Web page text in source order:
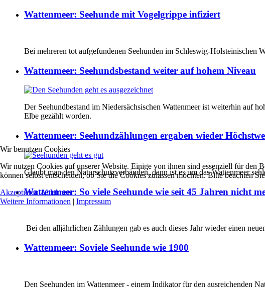
Wattenmeer: Seehunde mit Vogelgrippe infiziert
Bei mehreren tot aufgefundenen Seehunden im Schleswig-Holsteinischen
Wattenmeer: Seehundsbestand weiter auf hohem Niveau
Der Seehundbestand im Niedersächsischen Wattenmeer ist weiterhin auf
Elbe gezählt worden.
Wattenmeer: Seehundzählungen ergaben wieder
Glaubt man den Naturschutzverbänden, dann ist es um das Wattenmeer
Wattenmeer: So viele Seehunde wie seit 45 Jahren nicht
Bei den alljährlichen Zählungen gab es auch dieses Jahr wieder einen
Wattenmeer: Soviele Seehunde wie 1900
Den Seehunden im Wattenmeer - einem Indikator für den ausreichenden
Wir benutzen Cookies
Wir nutzen Cookies auf unserer Website. Einige von ihnen sind essenziell für den
können selbst entscheiden, ob Sie die Cookies zulassen möchten. Bitte beachten
AkzeptierenAblehnen
Weitere Informationen | Impressum